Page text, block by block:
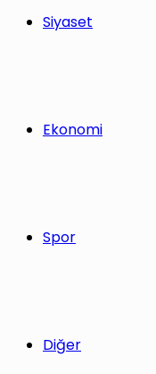
Siyaset
Ekonomi
Spor
Diğer